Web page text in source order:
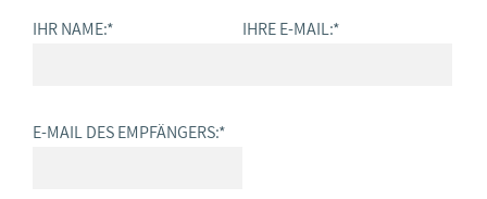
IHR NAME:* IHRE E-MAIL:*
E-MAIL DES EMPFÄNGERS:*